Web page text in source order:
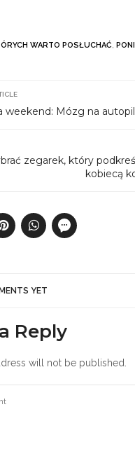
WARTO POSŁUCHAĆ,
weekend: Mózg na
zegarek, który
kobiecą
YET
Reply
will not be published.